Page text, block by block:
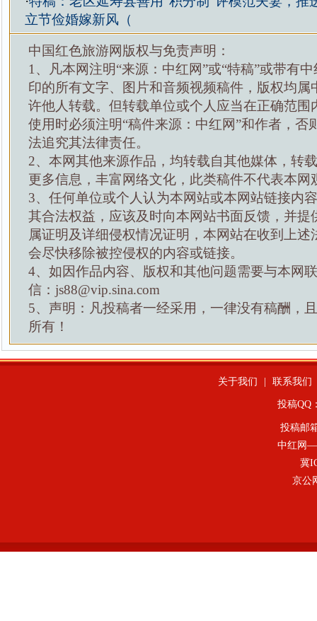
立节俭婚嫁新风（
中国红色旅游网版权与免责声明：
1、凡本网注明“来源：中红网”或“特稿”或带有
印的所有文字、图片和音频视频稿件，版权均属
许他人转载。但转载单位或个人应当在正确范围
使用时必须注明“稿件来源：中红网”和作者，否
法追究其法律责任。
2、本网其他来源作品，均转载自其他媒体，转
更多信息，丰富网络文化，此类稿件不代表本网
3、任何单位或个人认为本网站或本网站链接内
其合法权益，应该及时向本网站书面反馈，并提
属证明及详细侵权情况证明，本网站在收到上述
会尽快移除被控侵权的内容或链接。
4、如因作品内容、版权和其他问题需要与本网
信：js88@vip.sina.com
5、声明：凡投稿者一经采用，一律没有稿酬，
所有！
关于我们 联系我们
投稿QQ
投稿邮
中红网—
冀
京公